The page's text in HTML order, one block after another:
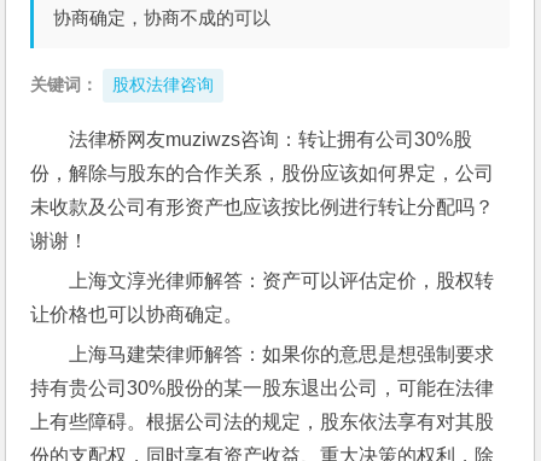
协商确定，协商不成的可以
关键词： 股权法律咨询
法律桥网友muziwzs咨询：转让拥有公司30%股
份，解除与股东的合作关系，股份应该如何界定，公司
未收款及公司有形资产也应该按比例进行转让分配吗？
谢谢！
上海文淳光律师解答：资产可以评估定价，股权转
让价格也可以协商确定。
上海马建荣律师解答：如果你的意思是想强制要求
持有贵公司30%股份的某一股东退出公司，可能在法律
上有些障碍。根据公司法的规定，股东依法享有对其股
份的支配权，同时享有资产收益、重大决策的权利，除